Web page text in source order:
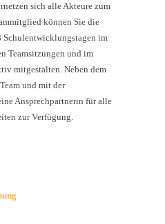
sich alle Akteure zum
können Sie die
Schulentwicklungstagen im
Teamsitzungen und im
mitgestalten. Neben dem
und mit der
Ansprechpartnerin für alle
zur Verfügung.